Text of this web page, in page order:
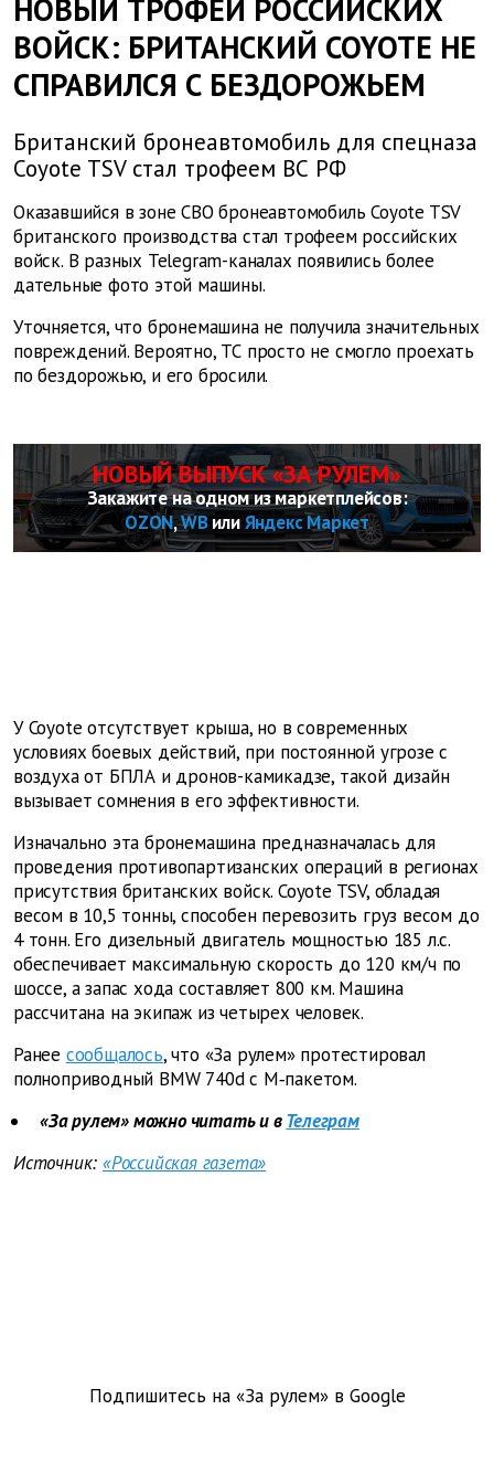
НОВЫЙ ТРОФЕЙ РОССИЙСКИХ
ВОЙСК: БРИТАНСКИЙ COYOTE НЕ
СПРАВИЛСЯ С БЕЗДОРОЖЬЕМ
Британский бронеавтомобиль для спецназа
Coyote TSV стал трофеем ВС РФ
Оказавшийся в зоне СВО бронеавтомобиль Coyote TSV
британского производства стал трофеем российских
войск. В разных Telegram-каналах появились более
дательные фото этой машины.
Уточняется, что бронемашина не получила значительных
повреждений. Вероятно, ТС просто не смогло проехать
по бездорожью, и его бросили.
НОВЫЙ ВЫПУСК «ЗА РУЛЕМ»
Закажите на одном из маркетплейсов:
OZON,WBилиЯндекс Маркет
У Coyote отсутствует крыша, но в современных
условиях боевых действий, при постоянной угрозе с
воздуха от БПЛА и дронов-камикадзе, такой дизайн
вызывает сомнения в его эффективности.
Изначально эта бронемашина предназначалась для
проведения противопартизанских операций в регионах
присутствия британских войск. Coyote TSV, обладая
весом в 10,5 тонны, способен перевозить груз весом до
4 тонн. Его дизельный двигатель мощностью 185 л.с.
обеспечивает максимальную скорость до 120 км/ч по
шоссе, а запас хода составляет 800 км. Машина
рассчитана на экипаж из четырех человек.
Ранее сообщалось, что «За рулем» протестировал
полноприводный BMW 740d с M‑пакетом.
«За рулем» можно читать и вТелеграм
Источник: «Российская газета»
Подпишитесь на «За рулем» в Google